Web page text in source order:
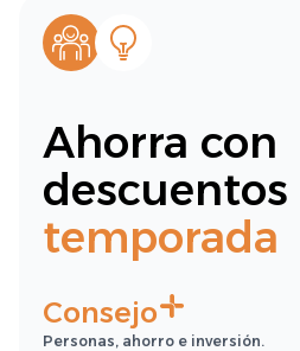
Ahorra con
descuentos
temporada
Consejo
Personas, ahorro e inversión.